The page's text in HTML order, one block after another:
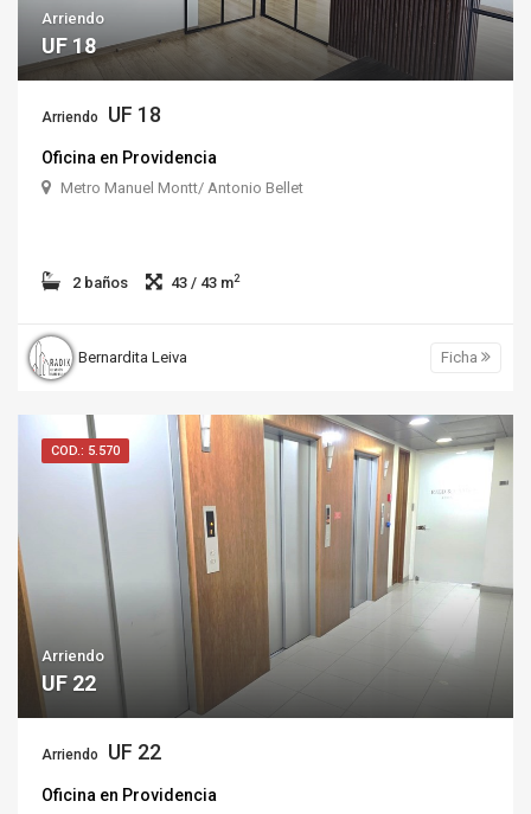
Arriendo
UF 18
Arriendo UF 18
Oficina en Providencia
Metro Manuel Montt/ Antonio Bellet
2 baños 43 / 43 m2
Bernardita Leiva Ficha
COD.: 5.570
Arriendo
UF 22
Arriendo UF 22
Oficina en Providencia